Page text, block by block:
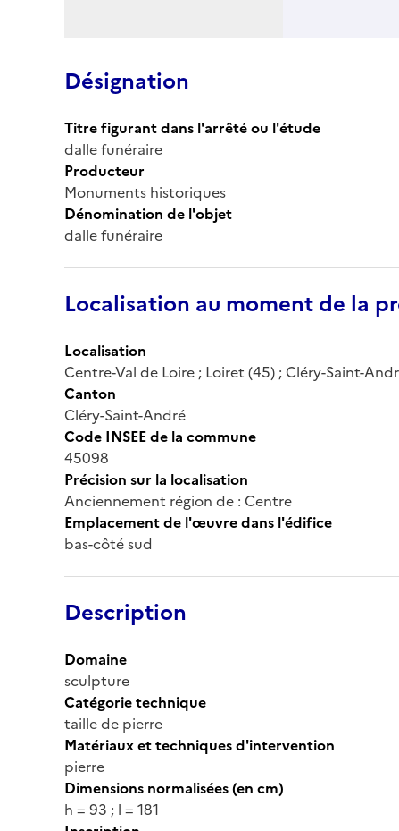
Désignation
Titre figurant dans l'arrêté ou l'étude
dalle funéraire
Producteur
Monuments historiques
Dénomination de l'objet
dalle funéraire
Localisation au moment de la
Localisation
Centre-Val de Loire ; Loiret (45) ; Cléry-Saint-
Canton
Cléry-Saint-André
Code INSEE de la commune
45098
Précision sur la localisation
Anciennement région de : Centre
Emplacement de l'œuvre dans l'édifice
bas-côté sud
Description
Domaine
sculpture
Catégorie technique
taille de pierre
Matériaux et techniques d'intervention
pierre
Dimensions normalisées (en cm)
h = 93 ; l = 181